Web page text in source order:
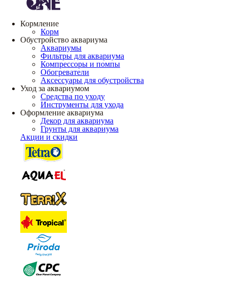
Кормление
Корм
Обустройство аквариума
Аквариумы
Фильтры для аквариума
Компрессоры и помпы
Обогреватели
Аксессуары для обустройства
Уход за аквариумом
Средства по уходу
Инструменты для ухода
Оформление аквариума
Декор для аквариума
Грунты для аквариума
Акции и скидки